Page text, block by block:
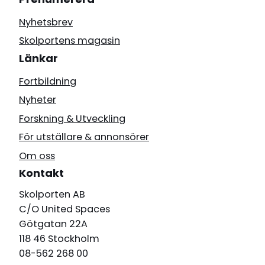
Nyhetsbrev
Skolportens magasin
Länkar
Fortbildning
Nyheter
Forskning & Utveckling
För utställare & annonsörer
Om oss
Kontakt
Skolporten AB
C/O United Spaces
Götgatan 22A
118 46 Stockholm
08-562 268 00